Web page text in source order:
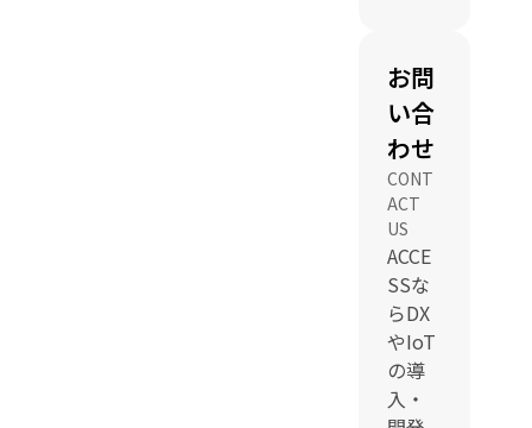
お問
い合
わせ
CONT
ACT
US
ACCE
SSな
らDX
やIoT
の導
入・